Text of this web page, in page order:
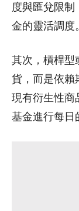
度與匯兌限制
金的靈活調度。
其次，槓桿型
貨，而是依賴
現有衍生性商
基金進行每日